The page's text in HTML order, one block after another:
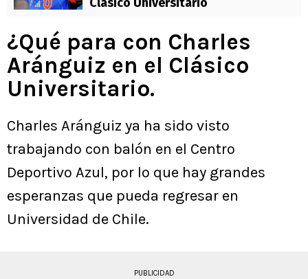
¿Qué para con Charles
Aránguiz en el Clásico
Universitario.
Charles Aránguiz ya ha sido visto
trabajando con balón en el Centro
Deportivo Azul, por lo que hay grandes
esperanzas que pueda regresar en
Universidad de Chile.
PUBLICIDAD